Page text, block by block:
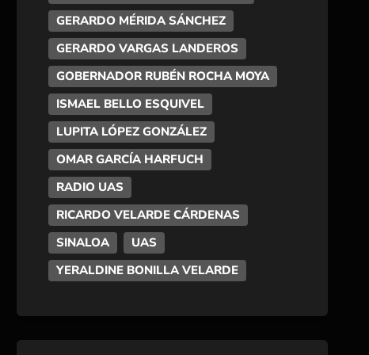
GERARDO MÉRIDA SÁNCHEZ
GERARDO VARGAS LANDEROS
GOBERNADOR RUBÉN ROCHA MOYA
ISMAEL BELLO ESQUIVEL
LUPITA LÓPEZ GONZÁLEZ
OMAR GARCÍA HARFUCH
RADIO UAS
RICARDO VELARDE CÁRDENAS
SINALOA
UAS
YERALDINE BONILLA VELARDE